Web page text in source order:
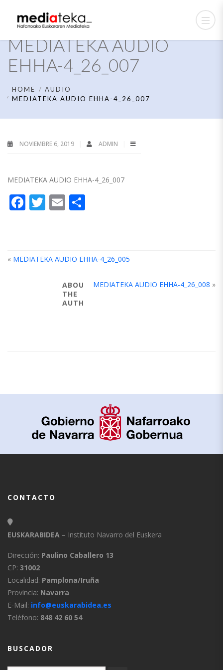
MEDIATEKA AUDIO
EHHA-4_26_007
HOME
AUDIO
MEDIATEKA AUDIO EHHA-4_26_007
NOVIEMBRE 6, 2019 ADMIN
MEDIATEKA AUDIO EHHA-4_26_007
Facebook
Twitter
Email
« MEDIATEKA AUDIO EHHA-4_26_005
MEDIATEKA AUDIO EHHA-4_26_008 »
ABOUT
THE
AUTHOR
CONTACTO
EUSKARABIDEA – Instituto Navarro del Euskera
Dirección: Paulino Caballero 13
CP: 31002
Localidad: Pamplona/Iruña
Provincia: Navarra
E-Mail: info@euskarabidea.es
Teléfono: 848 42 60 54
BUSCADOR